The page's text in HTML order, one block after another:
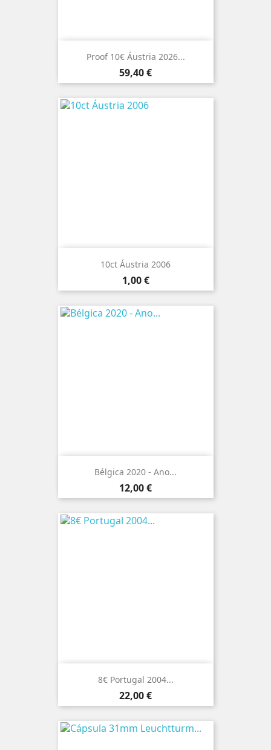
Proof 10€ Áustria 2026...
Preço
59,40 €
10ct Áustria 2006
Preço
1,00 €
Bélgica 2020 - Ano...
Preço
12,00 €
8€ Portugal 2004...
Preço
22,00 €